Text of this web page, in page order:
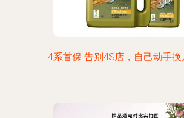
4系首保 告别4S店，自己动手换